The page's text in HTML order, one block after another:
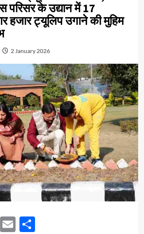
परिसर के उद्यान में 17
हजार ट्यूलिप उगाने की मुहिम
2 January 2026
EmailShare